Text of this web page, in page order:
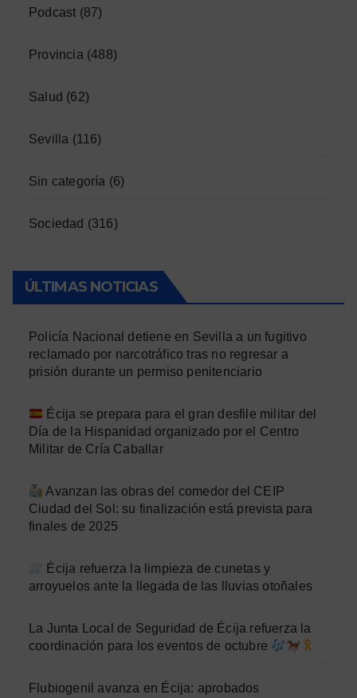
Podcast (87)
Provincia (488)
Salud (62)
Sevilla (116)
Sin categoría (6)
Sociedad (316)
ÚLTIMAS NOTICIAS
Policía Nacional detiene en Sevilla a un fugitivo
reclamado por narcotráfico tras no regresar a
prisión durante un permiso penitenciario
Écija se prepara para el gran desfile militar del
Día de la Hispanidad organizado por el Centro
Militar de Cría Caballar
Avanzan las obras del comedor del CEIP
Ciudad del Sol: su finalización está prevista para
finales de 2025
Écija refuerza la limpieza de cunetas y
arroyuelos ante la llegada de las lluvias otoñales
La Junta Local de Seguridad de Écija refuerza la
coordinación para los eventos de octubre
Flubiogenil avanza en Écija: aprobados